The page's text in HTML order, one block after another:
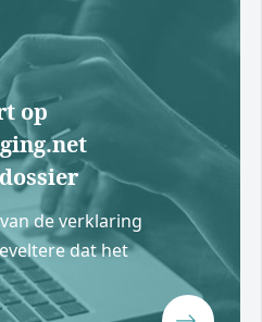
op
de verklaring
dat het